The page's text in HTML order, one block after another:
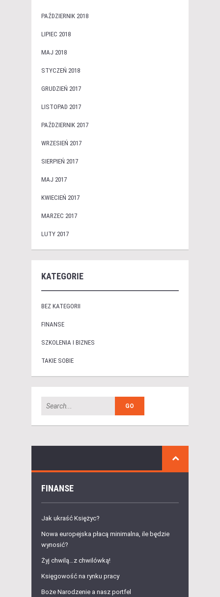
PAŹDZIERNIK 2018
LIPIEC 2018
MAJ 2018
STYCZEŃ 2018
GRUDZIEŃ 2017
LISTOPAD 2017
PAŹDZIERNIK 2017
WRZESIEŃ 2017
SIERPIEŃ 2017
MAJ 2017
KWIECIEŃ 2017
MARZEC 2017
LUTY 2017
KATEGORIE
BEZ KATEGORII
FINANSE
SZKOLENIA I BIZNES
TAKIE SOBIE
FINANSE
Jak ukraść Księżyc?
Nowa europejska płacą minimalna, ile będzie
wynosić?
Żyj chwilą…z chwilówką!
Księgowość na rynku pracy
Boże Narodzenie a nasz portfel